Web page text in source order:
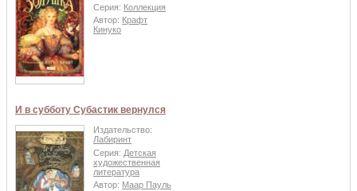
Серия: Коллекция
Автор: Крафт
Кинуко
И в субботу Субастик вернулся
Издательство:
Лабиринт
Серия: Детская
художественная
литература
Автор: Маар Пауль